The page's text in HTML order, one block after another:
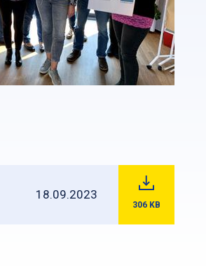
18.09.2023
306 KB